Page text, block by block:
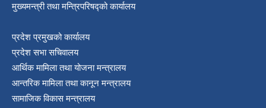
मुख्यमन्त्री तथा मन्त्रिपरिषद्को कार्यालय
प्रदेश प्रमुखको कार्यालय
प्रदेश सभा सचिवालय
आर्थिक मामिला तथा योजना मन्त्रालय
आन्तरिक मामिला तथा कानून मन्त्रालय
सामाजिक विकास मन्त्रालय